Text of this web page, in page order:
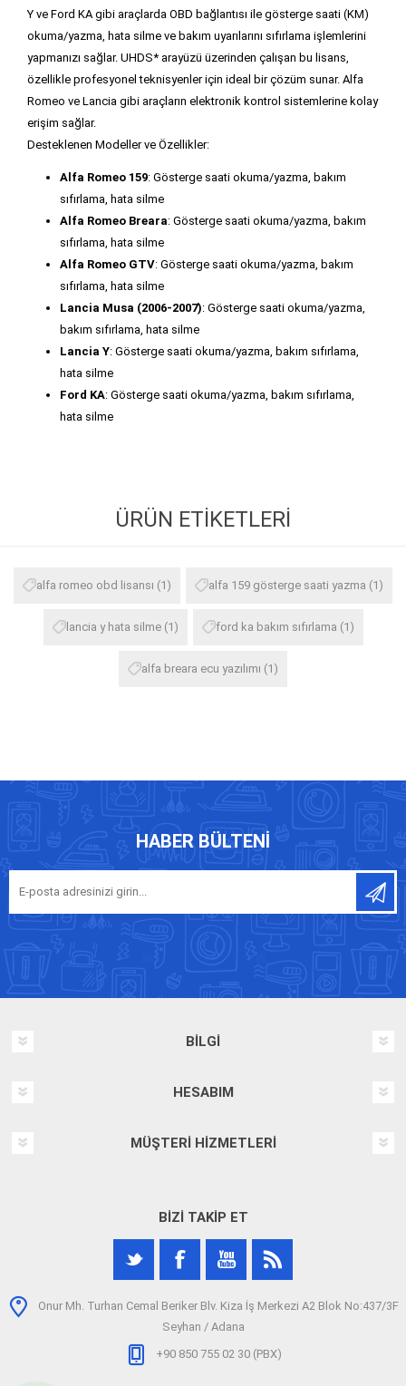
Y ve Ford KA gibi araçlarda OBD bağlantısı ile gösterge saati (KM)
okuma/yazma, hata silme ve bakım uyarılarını sıfırlama işlemlerini
yapmanızı sağlar. UHDS* arayüzü üzerinden çalışan bu lisans,
özellikle profesyonel teknisyenler için ideal bir çözüm sunar. Alfa
Romeo ve Lancia gibi araçların elektronik kontrol sistemlerine kolay
erişim sağlar.
Desteklenen Modeller ve Özellikler:
Alfa Romeo 159: Gösterge saati okuma/yazma, bakım
sıfırlama, hata silme
Alfa Romeo Breara: Gösterge saati okuma/yazma, bakım
sıfırlama, hata silme
Alfa Romeo GTV: Gösterge saati okuma/yazma, bakım
sıfırlama, hata silme
Lancia Musa (2006-2007): Gösterge saati okuma/yazma,
bakım sıfırlama, hata silme
Lancia Y: Gösterge saati okuma/yazma, bakım sıfırlama,
hata silme
Ford KA: Gösterge saati okuma/yazma, bakım sıfırlama,
hata silme
ÜRÜN ETIKETLERI
alfa romeo obd lisansı (1) alfa 159 gösterge saati yazma (1)
lancia y hata silme (1) ford ka bakım sıfırlama (1)
alfa breara ecu yazılımı (1)
HABER BÜLTENI
BILGI
HESABIM
MÜŞTERI HIZMETLERI
BIZI TAKIP ET
Onur Mh. Turhan Cemal Beriker Blv. Kiza İş Merkezi A2 Blok No:437/3F
Seyhan / Adana
+90 850 755 02 30 (PBX)